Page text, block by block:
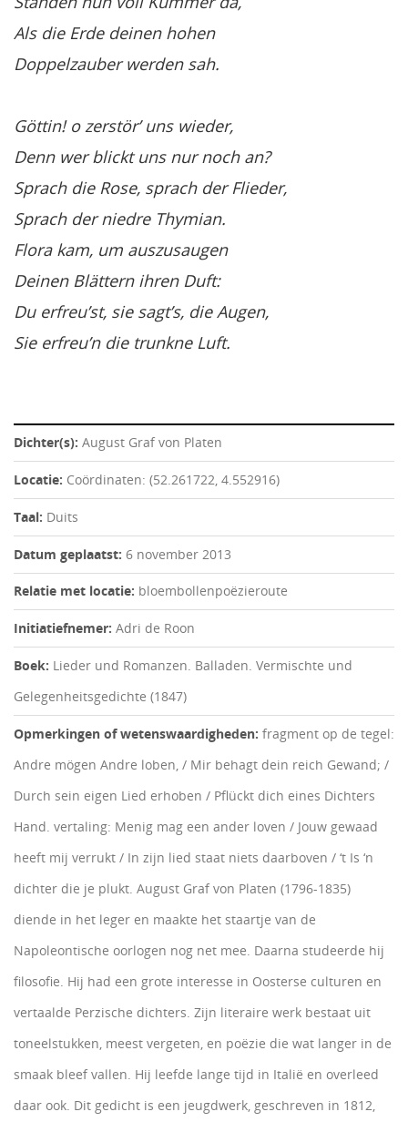
Als die Erde deinen hohen
Doppelzauber werden sah.
Göttin! o zerstör’ uns wieder,
Denn wer blickt uns nur noch an?
Sprach die Rose, sprach der Flieder,
Sprach der niedre Thymian.
Flora kam, um auszusaugen
Deinen Blättern ihren Duft:
Du erfreu’st, sie sagt’s, die Augen,
Sie erfreu’n die trunkne Luft.
Dichter(s): August Graf von Platen
Locatie: Coördinaten: (52.261722, 4.552916)
Taal: Duits
Datum geplaatst: 6 november 2013
Relatie met locatie: bloembollenpoëzieroute
Initiatiefnemer: Adri de Roon
Boek: Lieder und Romanzen. Balladen. Vermischte und
Gelegenheitsgedichte (1847)
Opmerkingen of wetenswaardigheden: fragment op de tegel:
Andre mögen Andre loben, / Mir behagt dein reich Gewand; /
Durch sein eigen Lied erhoben / Pflückt dich eines Dichters
Hand. vertaling: Menig mag een ander loven / Jouw gewaad
heeft mij verrukt / In zijn lied staat niets daarboven / ‘t Is ‘n
dichter die je plukt. August Graf von Platen (1796-1835)
diende in het leger en maakte het staartje van de
Napoleontische oorlogen nog net mee. Daarna studeerde hij
filosofie. Hij had een grote interesse in Oosterse culturen en
vertaalde Perzische dichters. Zijn literaire werk bestaat uit
toneelstukken, meest vergeten, en poëzie die wat langer in de
smaak bleef vallen. Hij leefde lange tijd in Italië en overleed
daar ook. Dit gedicht is een jeugdwerk, geschreven in 1812,